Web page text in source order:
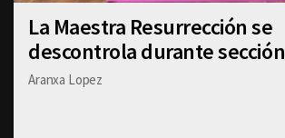
La Maestra Resurrección se
descontrola durante sección
Aranxa Lopez